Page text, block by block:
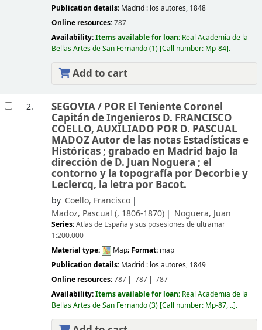
Publication details: Madrid : los autores, 1848
Online resources:787
Availability:Items available for loan: Real Academia de la
Bellas Artes de San Fernando(1) Call number: Mp-84 .
Add to cart
2. SEGOVIA / POR El Teniente Coronel
Capitán de Ingenieros D. FRANCISCO
COELLO, AUXILIADO POR D. PASCUAL
MADOZ Autor de las notas Estadísticas e
Históricas ; grabado en Madrid bajo la
dirección de D. Juan Noguera ; el
contorno y la topografía por Decorbie y
Leclercq, la letra por Bacot.
by Coello, Francisco
Madoz, Pascual (, 1806-1870) Noguera, Juan
Series:Atlas de España y sus posesiones de ultramar
1:200.000
Material type:
Map; Format: map
Publication details: Madrid : los autores, 1849
Online resources:787 787
787
Availability:Items available for loan: Real Academia de la
Bellas Artes de San Fernando(3) Call number: Mp-87, .. .